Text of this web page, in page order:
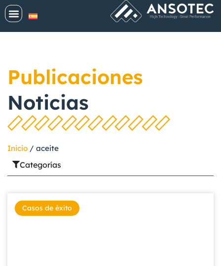
Publicaciones
Noticias
Inicio / aceite
Categorías
Casos de éxito